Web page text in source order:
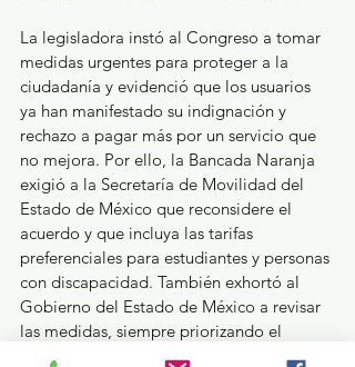
La legisladora instó al Congreso a tomar
medidas urgentes para proteger a la
ciudadanía y evidenció que los usuarios
ya han manifestado su indignación y
rechazo a pagar más por un servicio que
no mejora. Por ello, la Bancada Naranja
exigió a la Secretaría de Movilidad del
Estado de México que reconsidere el
acuerdo y que incluya las tarifas
preferenciales para estudiantes y personas
con discapacidad. También exhortó al
Gobierno del Estado de México a revisar
las medidas, siempre priorizando el
interés de los usuarios.